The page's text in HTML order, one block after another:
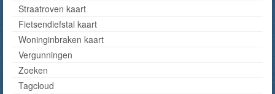
Straatroven kaart
Fietsendiefstal kaart
Woninginbraken kaart
Vergunningen
Zoeken
Tagcloud